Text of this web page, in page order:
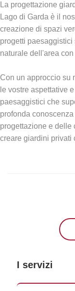
La progettazione
Lago di Garda è il
creazione di spazi
progetti
naturale dell'area
Con un approccio su
le vostre aspettative
paesaggistici che
profonda
progettazione e delle
creare giardini privati
I servizi